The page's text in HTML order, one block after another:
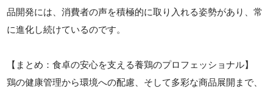
品開発には、消費者の声を積極的に取り入れる姿勢があり、常
に進化し続けているのです。
【まとめ：食卓の安心を支える養鶏のプロフェッショナル】
鶏の健康管理から環境への配慮、そして多彩な商品展開まで、